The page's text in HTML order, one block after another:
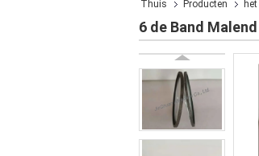
Thuis Producten
6 de Band